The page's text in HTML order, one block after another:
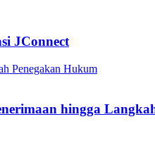
JConnect
hingga